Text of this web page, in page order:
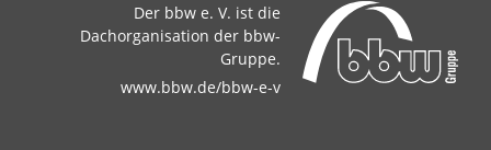
Der bbw e. V. ist die
Dachorganisation der bbw-
Gruppe.
www.bbw.de/bbw-e-v